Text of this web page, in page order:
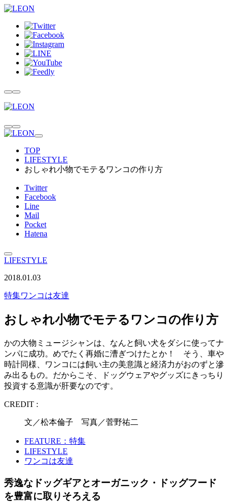
TOP
LIFESTYLE
おしゃれ小物でモテるワンコの作り方
Twitter
Facebook
Line
Mail
Pocket
Hatena
LIFESTYLE
2018.01.03
特集ワンコは友達
おしゃれ小物でモテるワンコの作り方
かの大物ミュージシャンは、なんと飼い犬をダシに使ってナ
ンパに成功。めでたく再婚に漕ぎつけたとか！ そう、車や
時計同様、ワンコには飼い主の美意識と経済力がおのずと滲
み出るもの。だからこそ、ドッグウェアやグッズにきっちり
投資する意識が肝要なのです。
CREDIT :
文／松本倫子 写真／菅野祐二
FEATURE：特集
LIFESTYLE
ワンコは友達
秀逸なドッグギアとオーガニック・ドッグフード
を豊富に取りそろえる